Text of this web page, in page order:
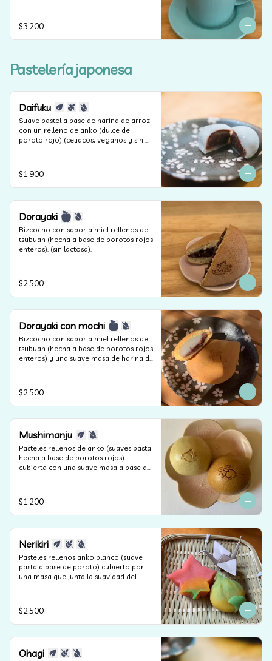
$3.200
Pastelería japonesa
Daifuku
Suave pastel a base de harina de arroz
con un relleno de anko (dulce de
poroto rojo) (celiacos, veganos y sin
$1.900
Dorayaki
Bizcocho con sabor a miel rellenos de
tsubuan (hecha a base de porotos rojos
enteros). (sin lactosa).
$2.500
Dorayaki con mochi
Bizcocho con sabor a miel rellenos de
tsubuan (hecha a base de porotos rojos
enteros) y una suave masa de harina de
$2.500
Mushimanju
Pasteles rellenos de anko (suaves pasta
hecha a base de porotos rojos)
cubierta con una suave masa a base de
$1.200
Nerikiri
Pasteles rellenos anko blanco (suave
pasta a base de poroto) cubierto por
una masa que junta la suavidad del
(apto celiacos, veganos y sin lactosa).
$2.500
Ohagi